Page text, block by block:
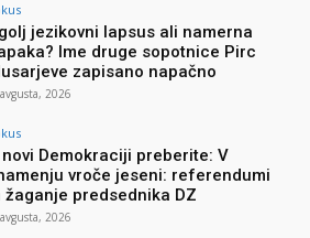
jezikovni lapsus ali namerna
Ime druge sopotnice Pirc
zapisano napačno
2026
novi Demokraciji preberite: V
vroče jeseni: referendumi
žaganje predsednika DZ
2026